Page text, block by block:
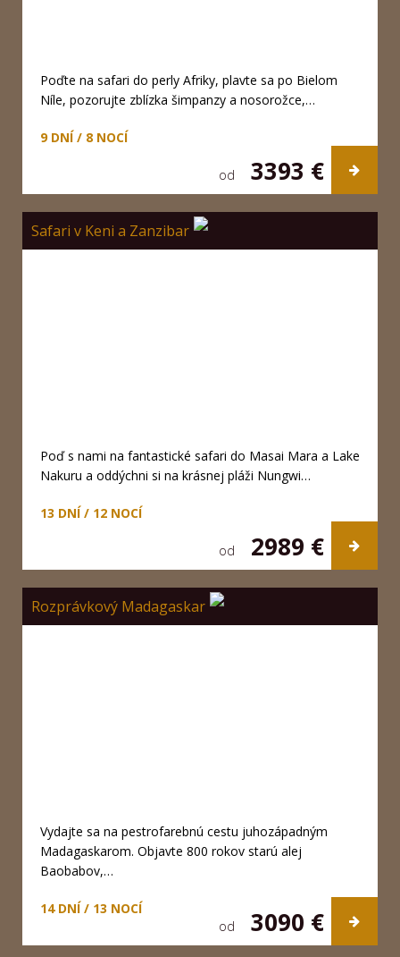
Poďte na safari do perly Afriky, plavte sa po Bielom
Níle, pozorujte zblízka šimpanzy a nosorožce,…
9 DNÍ / 8 NOCÍ
od 3393 €
Safari v Keni a Zanzibar
Poď s nami na fantastické safari do Masai Mara a Lake
Nakuru a oddýchni si na krásnej pláži Nungwi…
13 DNÍ / 12 NOCÍ
od 2989 €
Rozprávkový Madagaskar
Vydajte sa na pestrofarebnú cestu juhozápadným
Madagaskarom. Objavte 800 rokov starú alej
Baobabov,…
14 DNÍ / 13 NOCÍ
od
3090 €